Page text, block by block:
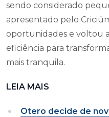
sendo considerado
apresentado pelo
oportunidades e voltou
eficiência para
mais tranquila.
LEIA MAIS
Otero decide de